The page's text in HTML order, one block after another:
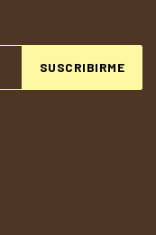
SUSCRIBIRME